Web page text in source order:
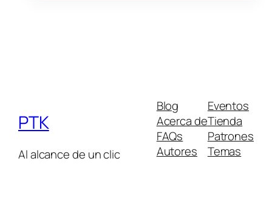
PTK
Al alcance de un clic
Blog
Acerca de
FAQs
Autores
Eventos
Tienda
Patrones
Temas